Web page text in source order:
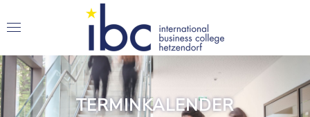
TERMINKALENDER